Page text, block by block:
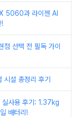
5060과 라이젠 AI
!
점 선택 전 필독 가이
시설 총정리 후기
사용 후기: 1.37kg
배터리!